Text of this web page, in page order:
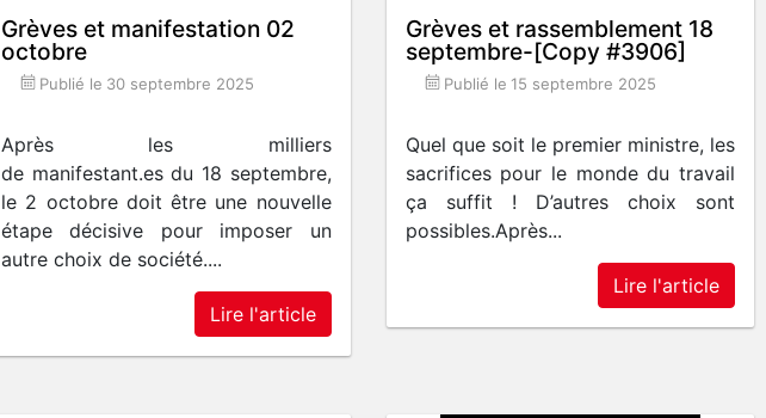
Grèves et manifestation 02
octobre
Publié le 30 septembre 2025
Après les milliers
de manifestant.es du 18 septembre,
le 2 octobre doit être une nouvelle
étape décisive pour imposer un
autre choix de société....
Lire l'article
Grèves et rassemblement 18
septembre-[Copy #3906]
Publié le 15 septembre 2025
Quel que soit le premier ministre, les
sacrifices pour le monde du travail
ça suffit ! D’autres choix sont
possibles.Après...
Lire l'article